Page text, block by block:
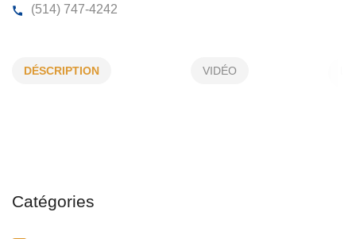
NETWORK SILKAT
DÉSCRIPTION VIDÉO
Catégories